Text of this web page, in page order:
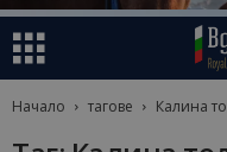
Начало тагове Калина